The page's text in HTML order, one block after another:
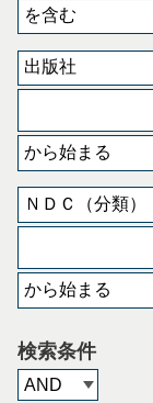
検索条件